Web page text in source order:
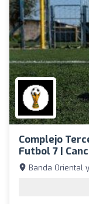
Complejo
Futbol 7 |
Banda Oriental